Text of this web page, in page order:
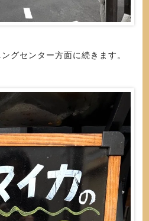
グセンター方面に続きます。